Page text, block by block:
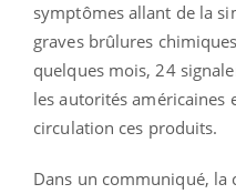
symptômes allant de la
graves brûlures
quelques mois, 24
les autorités américaines
circulation ces produits.
Dans un communiqué, la